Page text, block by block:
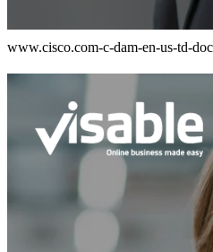
www.cisco.com-c-dam-en-us-td-